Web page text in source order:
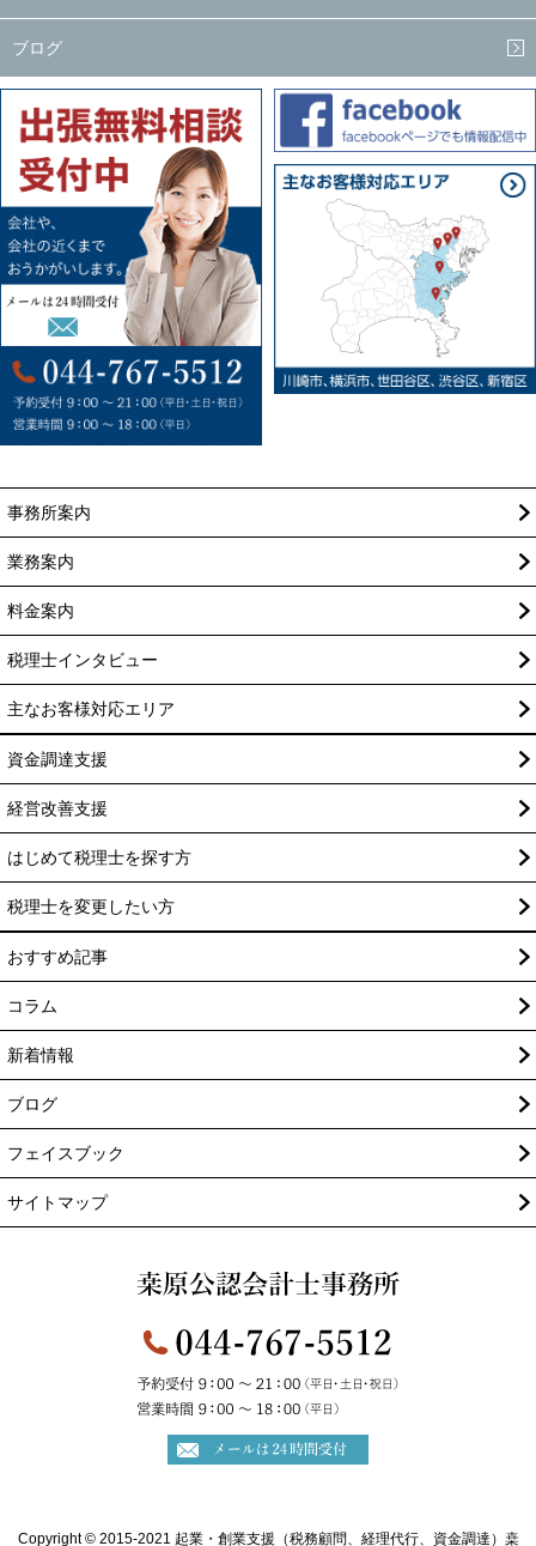
ブログ
事務所案内
業務案内
料金案内
税理士インタビュー
主なお客様対応エリア
資金調達支援
経営改善支援
はじめて税理士を探す方
税理士を変更したい方
おすすめ記事
コラム
新着情報
ブログ
フェイスブック
サイトマップ
Copyright © 2015-2021 起業・創業支援（税務顧問、経理代行、資金調達）桒